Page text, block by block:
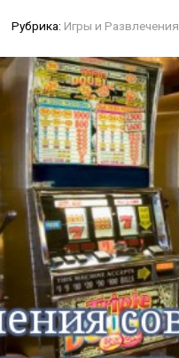
Рубрика: Игры и Развлечения